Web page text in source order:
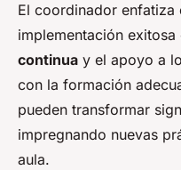
El coordinador enfatiza
implementación exitosa
continua y el apoyo a
con la formación
pueden transformar
impregnando nuevas
aula.